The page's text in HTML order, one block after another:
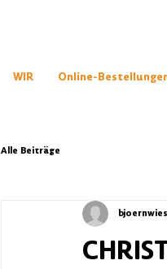
WIR Online-
Alle Beiträge